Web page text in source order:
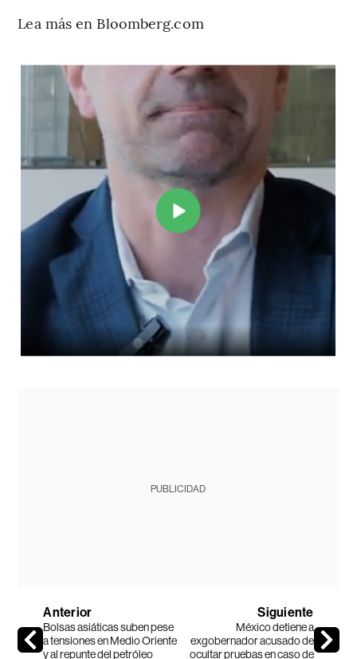
Lea más en Bloomberg.com
PUBLICIDAD
Anterior
Bolsas asiáticas suben pese
a tensiones en Medio Oriente
y al repunte del petróleo
Siguiente
México detiene a
exgobernador acusado de
ocultar pruebas en caso de